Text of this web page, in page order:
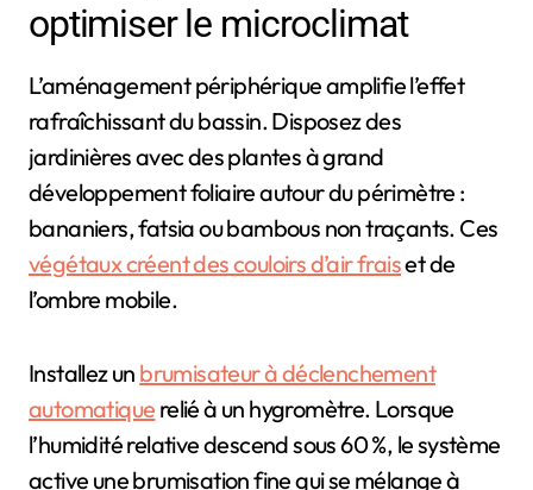
optimiser le microclimat
L’aménagement périphérique amplifie l’effet
rafraîchissant du bassin. Disposez des
jardinières avec des plantes à grand
développement foliaire autour du périmètre :
bananiers, fatsia ou bambous non traçants. Ces
végétaux créent des couloirs d’air fraiset de
l’ombre mobile.
Installez un brumisateur à déclenchement
automatique relié à un hygromètre. Lorsque
l’humidité relative descend sous 60 %, le système
active une brumisation fine qui se mélange à